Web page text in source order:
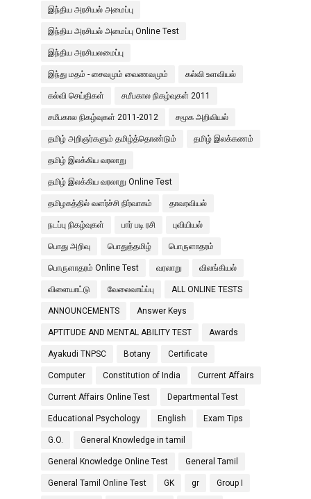
இந்திய அரசியல் அமைப்பு
இந்திய அரசியல் அமைப்பு Online Test
இந்திய அரசியலமைப்பு
இந்து மதம் - சைவமும் வைணவமும் கல்வி உளவியல்
கல்வி செய்திகள் சமீபகால நிகழ்வுகள் 2011
சமீபகால நிகழ்வுகள் 2011-2012 சமூக அறிவியல்
தமிழ் அறிஞர்களும் தமிழ்த்தொண்டும் தமிழ் இலக்கணம்
தமிழ் இலக்கிய வரலாறு
தமிழ் இலக்கிய வரலாறு Online Test
தமிழகத்தில் வளர்ச்சி நிர்வாகம் தாவரவியல்
நடப்பு நிகழ்வுகள் பார் படி ரசி புவியியல்
பொது அறிவு பொதுத்தமிழ் பொருளாதரம்
பொருளாதரம் Online Test வரலாறு விலங்கியல்
விளையாட்டு வேலைவாய்ப்பு ALL ONLINE TESTS
ANNOUNCEMENTS Answer Keys
APTITUDE AND MENTAL ABILITY TEST Awards
Ayakudi TNPSC Botany Certificate
Computer Constitution of India Current Affairs
Current Affairs Online Test Departmental Test
Educational Psychology English Exam Tips
G.O. General Knowledge in tamil
General Knowledge Online Test General Tamil
General Tamil Online Test GK gr Group I